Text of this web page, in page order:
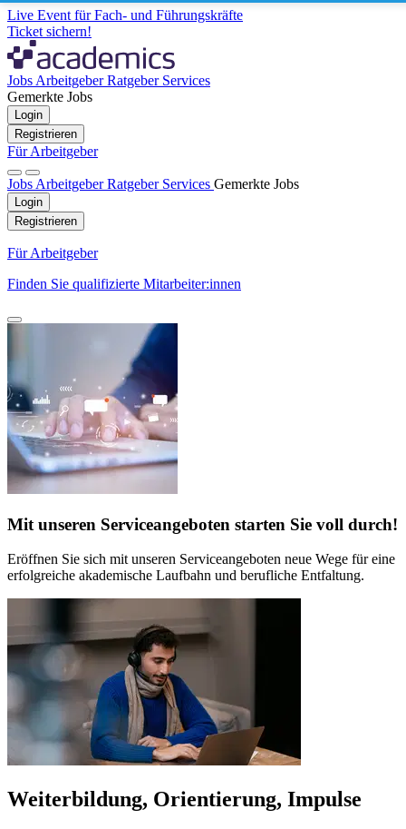
Live Event für Fach- und Führungskräfte
Ticket sichern!
Jobs ArbeitgeberRatgeber Services
Gemerkte Jobs
Login
Registrieren
Für Arbeitgeber
Jobs ArbeitgeberRatgeber Services Gemerkte Jobs
Login
Registrieren
Für Arbeitgeber
Finden Sie qualifizierte Mitarbeiter:innen
Mit unseren Serviceangeboten starten Sie voll durch!
Eröffnen Sie sich mit unseren Serviceangeboten neue Wege für eine
erfolgreiche akademische Laufbahn und berufliche Entfaltung.
Weiterbildung, Orientierung, Impulse